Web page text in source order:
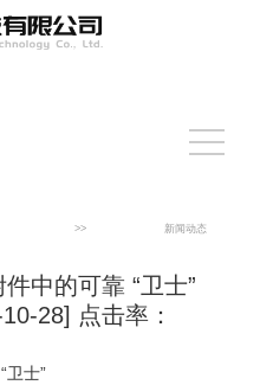
>> 新闻动态
中的可靠 “卫士”
28] 点击率：
卫士”